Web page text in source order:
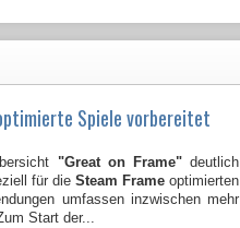
Spiele vorbereitet
"Great on Frame"deutlich
für die Steam Frame optimierten
umfassen inzwischen mehr
Start der...